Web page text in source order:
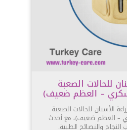
للحالات الصعبة
– العظم ضعيف)
الأسنان للحالات الصعبة
– العظم ضعيف)، مع أحدث
النجاح والنصائح الطبية.